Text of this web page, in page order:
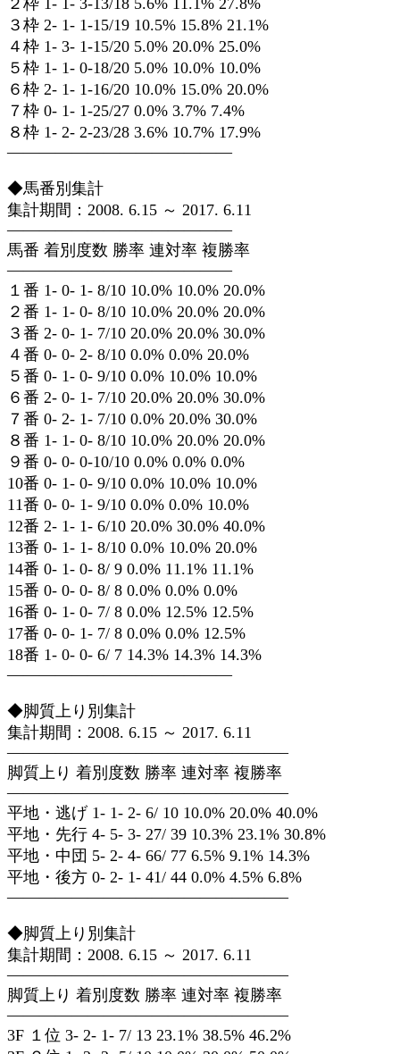
３枠 2- 1- 1-15/19 10.5% 15.8% 21.1%
４枠 1- 3- 1-15/20 5.0% 20.0% 25.0%
５枠 1- 1- 0-18/20 5.0% 10.0% 10.0%
６枠 2- 1- 1-16/20 10.0% 15.0% 20.0%
７枠 0- 1- 1-25/27 0.0% 3.7% 7.4%
８枠 1- 2- 2-23/28 3.6% 10.7% 17.9%
——————————————
◆馬番別集計
集計期間：2008. 6.15 ～ 2017. 6.11
——————————————
馬番 着別度数 勝率 連対率 複勝率
——————————————
１番 1- 0- 1- 8/10 10.0% 10.0% 20.0%
２番 1- 1- 0- 8/10 10.0% 20.0% 20.0%
３番 2- 0- 1- 7/10 20.0% 20.0% 30.0%
４番 0- 0- 2- 8/10 0.0% 0.0% 20.0%
５番 0- 1- 0- 9/10 0.0% 10.0% 10.0%
６番 2- 0- 1- 7/10 20.0% 20.0% 30.0%
７番 0- 2- 1- 7/10 0.0% 20.0% 30.0%
８番 1- 1- 0- 8/10 10.0% 20.0% 20.0%
９番 0- 0- 0-10/10 0.0% 0.0% 0.0%
10番 0- 1- 0- 9/10 0.0% 10.0% 10.0%
11番 0- 0- 1- 9/10 0.0% 0.0% 10.0%
12番 2- 1- 1- 6/10 20.0% 30.0% 40.0%
13番 0- 1- 1- 8/10 0.0% 10.0% 20.0%
14番 0- 1- 0- 8/ 9 0.0% 11.1% 11.1%
15番 0- 0- 0- 8/ 8 0.0% 0.0% 0.0%
16番 0- 1- 0- 7/ 8 0.0% 12.5% 12.5%
17番 0- 0- 1- 7/ 8 0.0% 0.0% 12.5%
18番 1- 0- 0- 6/ 7 14.3% 14.3% 14.3%
——————————————
◆脚質上り別集計
集計期間：2008. 6.15 ～ 2017. 6.11
—————————————————–
脚質上り 着別度数 勝率 連対率 複勝率
—————————————————–
平地・逃げ 1- 1- 2- 6/ 10 10.0% 20.0% 40.0%
平地・先行 4- 5- 3- 27/ 39 10.3% 23.1% 30.8%
平地・中団 5- 2- 4- 66/ 77 6.5% 9.1% 14.3%
平地・後方 0- 2- 1- 41/ 44 0.0% 4.5% 6.8%
—————————————————–
◆脚質上り別集計
集計期間：2008. 6.15 ～ 2017. 6.11
—————————————————–
脚質上り 着別度数 勝率 連対率 複勝率
—————————————————–
3F １位 3- 2- 1- 7/ 13 23.1% 38.5% 46.2%